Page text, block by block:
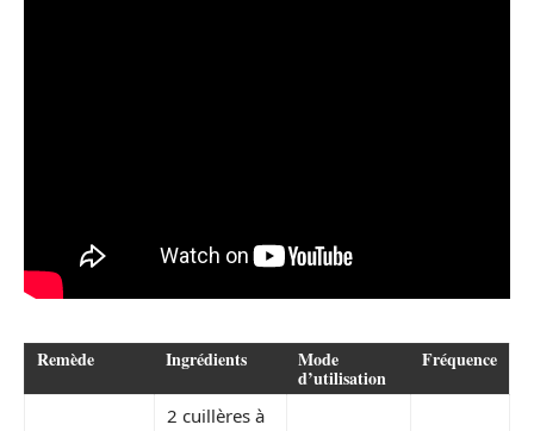
Remède Ingrédients Mode
d’utilisation
Fréquence
2 cuillères à